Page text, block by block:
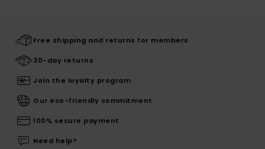
Free shipping and returns for members
30-day returns
Join the loyalty program
Our eco-friendly commitment
100% secure payment
Need help?